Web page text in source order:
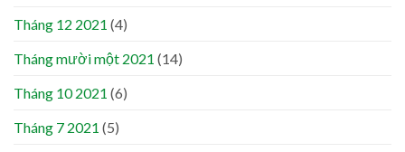
Tháng 12 2021 (4)
Tháng mười một 2021 (14)
Tháng 10 2021 (6)
Tháng 7 2021 (5)